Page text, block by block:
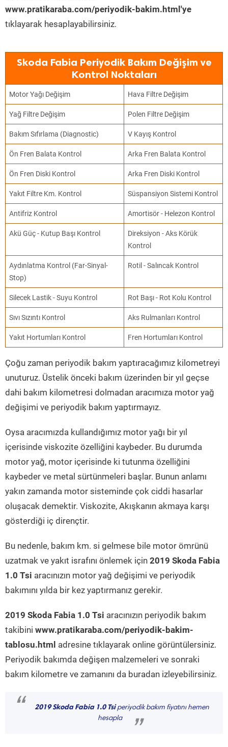
www.pratikaraba.com/periyodik-bakim.html'ye
tıklayarak hesaplayabilirsiniz.
Skoda Fabia Periyodik Bakım Değişim ve
Kontrol Noktaları
Motor Yağı Değişim Hava Filtre Değişim
Yağ Filtre Değişim Polen Filtre Değişim
Bakım Sıfırlama (Diagnostic) V Kayış Kontrol
Ön Fren Balata Kontrol Arka Fren Balata Kontrol
Ön Fren Diski Kontrol Arka Fren Diski Kontrol
Yakıt Filtre Km. Kontrol Süspansiyon Sistemi Kontrol
Antifriz Kontrol Amortisör - Helezon Kontrol
Akü Güç - Kutup Başı Kontrol
Direksiyon - Aks Körük
Kontrol
Aydınlatma Kontrol (Far-Sinyal-
Stop)
Rotil - Salıncak Kontrol
Silecek Lastik - Suyu Kontrol Rot Başı - Rot Kolu Kontrol
Sıvı Sızıntı Kontrol Aks Rulmanları Kontrol
Yakıt Hortumları Kontrol Fren Hortumları Kontrol
Çoğu zaman periyodik bakım yaptıracağımız kilometreyi
unuturuz. Üstelik önceki bakım üzerinden bir yıl geçse
dahi bakım kilometresi dolmadan aracımıza motor yağ
değişimi ve periyodik bakım yaptırmayız.
Oysa aracımızda kullandığımız motor yağı bir yıl
içerisinde viskozite özelliğini kaybeder. Bu durumda
motor yağ, motor içerisinde ki tutunma özelliğini
kaybeder ve metal sürtünmeleri başlar. Bunun anlamı
yakın zamanda motor sisteminde çok ciddi hasarlar
oluşacak demektir. Viskozite, Akışkanın akmaya karşı
gösterdiği iç dirençtir.
Bu nedenle, bakım km. si gelmese bile motor ömrünü
uzatmak ve yakıt israfını önlemek için 2019 Skoda Fabia
1.0 Tsi aracınızın motor yağ değişimi ve periyodik
bakımını yılda bir kez yaptırmanız gerekir.
2019 Skoda Fabia 1.0 Tsi aracınızın periyodik bakım
takibini www.pratikaraba.com/periyodik-bakim-
tablosu.html adresine tıklayarak online görüntülersiniz.
Periyodik bakımda değişen malzemeleri ve sonraki
bakım kilometre ve zamanını da buradan izleyebilirsiniz.
“ 2019 Skoda Fabia 1.0 Tsiperiyodik bakım fiyatını hemen
hesapla
”